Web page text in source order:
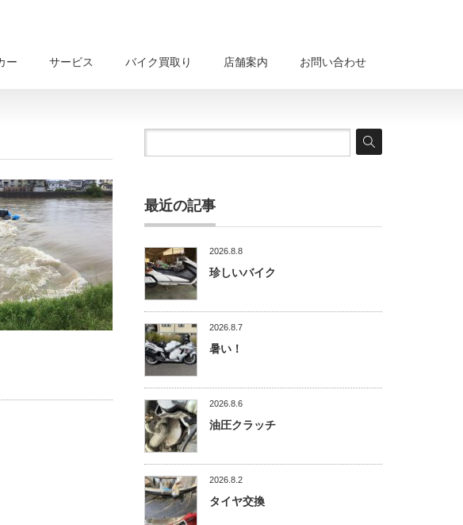
ー サービス バイク買取り 店舗案内 お問い合わせ
最近の記事
2026.8.8
珍しいバイク
2026.8.7
暑い！
2026.8.6
油圧クラッチ
2026.8.2
タイヤ交換